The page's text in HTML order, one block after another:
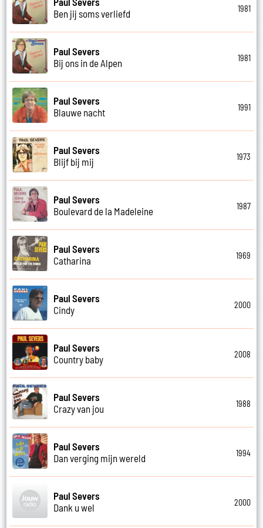
Ben jij soms verliefd
1981
Paul Severs
Bij ons in de Alpen
1981
Paul Severs
Blauwe nacht
1991
Paul Severs
Blijf bij mij
1973
Paul Severs
Boulevard de la Madeleine
1987
Paul Severs
Catharina
1969
Paul Severs
Cindy
2000
Paul Severs
Country baby
2008
Paul Severs
Crazy van jou
1988
Paul Severs
Dan verging mijn wereld
1994
Paul Severs
Dank u wel
2000